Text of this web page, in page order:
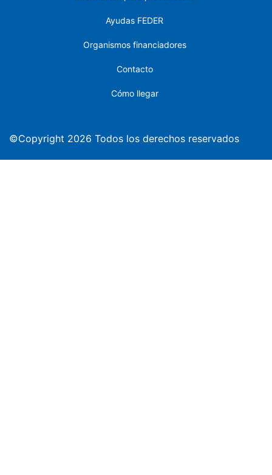
Ayudas FEDER
Organismos financiadores
Contacto
Cómo llegar
©Copyright 2026 Todos los derechos reservados